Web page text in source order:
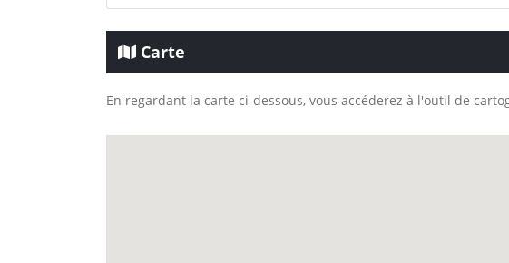
Carte
En regardant la carte ci-dessous, vous accéderez à l'outil de